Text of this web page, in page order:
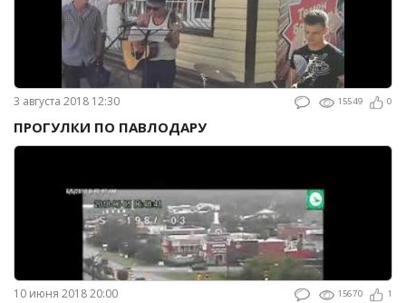
3 августа 2018 12:30 15549 0
ПРОГУЛКИ ПО ПАВЛОДАРУ
10 июня 2018 20:00 15670 1